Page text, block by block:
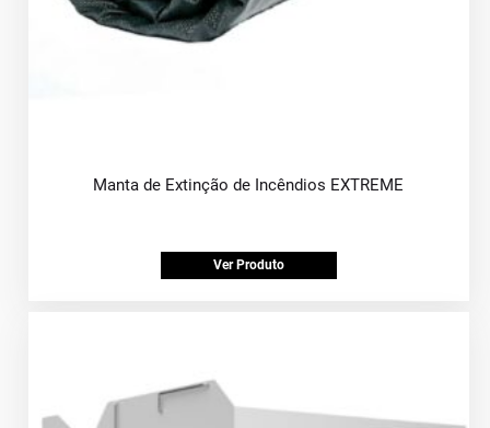
Manta de Extinção de Incêndios EXTREME
Ver Produto